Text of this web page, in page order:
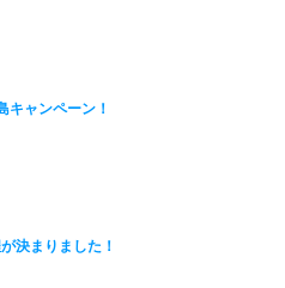
キャンペーン！
決まりました！